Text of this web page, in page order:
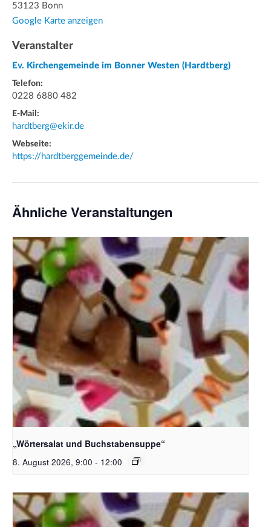
53123 Bonn
Google Karte anzeigen
Veranstalter
Ev. Kirchengemeinde im Bonner Westen (Hardtberg)
Telefon:
0228 6880 482
E-Mail:
hardtberg@ekir.de
Webseite:
https://hardtberggemeinde.de/
Ähnliche Veranstaltungen
Bildquelle_ Pixabay Free_Christoph Meinersmann
„Wörtersalat und Buchstabensuppe“
8. August 2026, 9:00 - 12:00